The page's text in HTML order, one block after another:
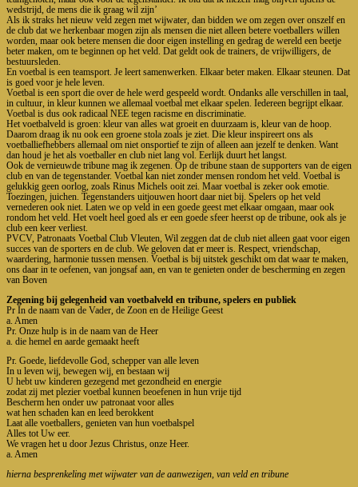
wedstrijd, de mens die ik graag wil zijn’
Als ik straks het nieuw veld zegen met wijwater, dan bidden we om zegen over onszelf en
de club dat we herkenbaar mogen zijn als mensen die niet alleen betere voetballers willen
worden, maar ook betere mensen die door eigen instelling en gedrag de wereld een beetje
beter maken, om te beginnen op het veld. Dat geldt ook de trainers, de vrijwilligers, de
bestuursleden.
En voetbal is een teamsport. Je leert samenwerken. Elkaar beter maken. Elkaar steunen. Dat
is goed voor je hele leven.
Voetbal is een sport die over de hele werd gespeeld wordt. Ondanks alle verschillen in taal,
in cultuur, in kleur kunnen we allemaal voetbal met elkaar spelen. Iedereen begrijpt elkaar.
Voetbal is dus ook radicaal NEE tegen racisme en discriminatie.
Het voetbalveld is groen: kleur van alles wat groeit en duurzaam is, kleur van de hoop.
Daarom draag ik nu ook een groene stola zoals je ziet. Die kleur inspireert ons als
voetballiefhebbers allemaal om niet onsportief te zijn of alleen aan jezelf te denken. Want
dan houd je het als voetballer en club niet lang vol. Eerlijk duurt het langst.
Ook de vernieuwde tribune mag ik zegenen. Op de tribune staan de supporters van de eigen
club en van de tegenstander. Voetbal kan niet zonder mensen rondom het veld. Voetbal is
gelukkig geen oorlog, zoals Rinus Michels ooit zei. Maar voetbal is zeker ook emotie.
Toezingen, juichen. Tegenstanders uitjouwen hoort daar niet bij. Spelers op het veld
vernederen ook niet. Laten we op veld in een goede geest met elkaar omgaan, maar ook
rondom het veld. Het voelt heel goed als er een goede sfeer heerst op de tribune, ook als je
club een keer verliest.
PVCV, Patronaats Voetbal Club Vleuten, Wil zeggen dat de club niet alleen gaat voor eigen
succes van de sporters en de club. We geloven dat er meer is. Respect, vriendschap,
waardering, harmonie tussen mensen. Voetbal is bij uitstek geschikt om dat waar te maken,
ons daar in te oefenen, van jongsaf aan, en van te genieten onder de bescherming en zegen
van Boven
Zegening bij gelegenheid van voetbalveld en tribune, spelers en publiek
Pr In de naam van de Vader, de Zoon en de Heilige Geest
a. Amen
Pr. Onze hulp is in de naam van de Heer
a. die hemel en aarde gemaakt heeft
Pr. Goede, liefdevolle God, schepper van alle leven
In u leven wij, bewegen wij, en bestaan wij
U hebt uw kinderen gezegend met gezondheid en energie
zodat zij met plezier voetbal kunnen beoefenen in hun vrije tijd
Bescherm hen onder uw patronaat voor alles
wat hen schaden kan en leed berokkent
Laat alle voetballers, genieten van hun voetbalspel
Alles tot Uw eer.
We vragen het u door Jezus Christus, onze Heer.
a. Amen
hierna besprenkeling met wijwater van de aanwezigen, van veld en tribune